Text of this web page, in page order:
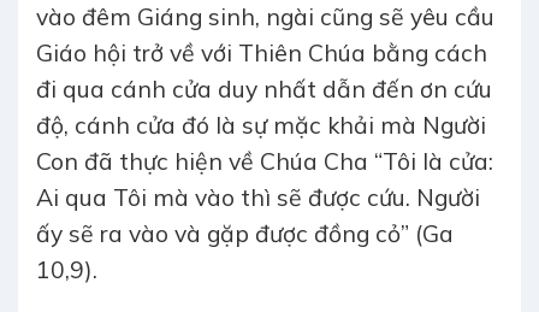
vào đêm Giáng sinh, ngài cũng sẽ yêu cầu
Giáo hội trở về với Thiên Chúa bằng cách
đi qua cánh cửa duy nhất dẫn đến ơn cứu
độ, cánh cửa đó là sự mặc khải mà Người
Con đã thực hiện về Chúa Cha “Tôi là cửa:
Ai qua Tôi mà vào thì sẽ được cứu. Người
ấy sẽ ra vào và gặp được đồng cỏ” (Ga
10,9).